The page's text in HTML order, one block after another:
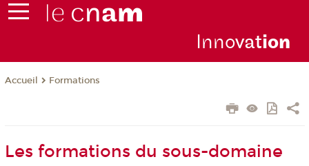
Innovation
Accueil Formations
Les formations du sous-domaine